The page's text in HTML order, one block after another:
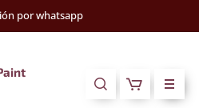
por whatsapp